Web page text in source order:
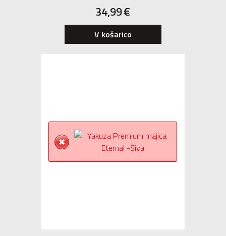
34,99€
V košarico